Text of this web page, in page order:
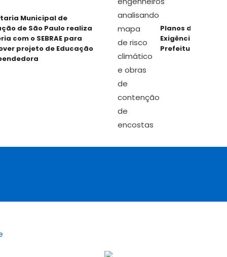
Municipal de
de São Paulo realiza
o SEBRAE para
projeto de Educação
Planos de
Exigência para
Prefeituras